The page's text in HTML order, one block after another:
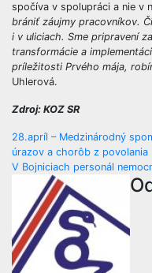
spočíva v spolupráci a nie v
brániť záujmy pracovníkov.
i v uliciach. Sme pripravení
transformácie a
príležitosti Prvého mája,
Uhlerová.
Zdroj: KOZ SR
Navigácia
v
článku
28.apríl – Medzinárodný
úrazov a chorôb z povolania
V Bojniciach personál